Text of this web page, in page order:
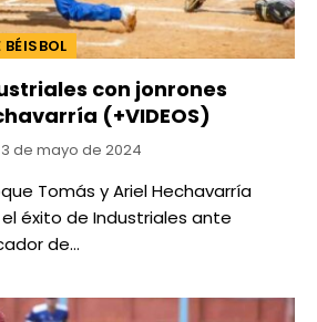
con jonrones
(+VIDEOS)
3 de mayo de 2024
Tomás y Ariel Hechavarría
éxito de Industriales ante
de…